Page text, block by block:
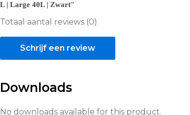
L | Large 40L | Zwart
Totaal aantal reviews (0)
Schrijf een review
Downloads
No downloads available for this product.